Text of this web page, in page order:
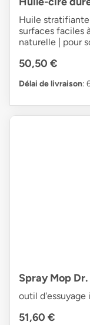
Huile
surfaces faciles
naturelle | pour
50,50 €
Délai de livraison:
Spray Mop
outil d'essuyage
51,60 €